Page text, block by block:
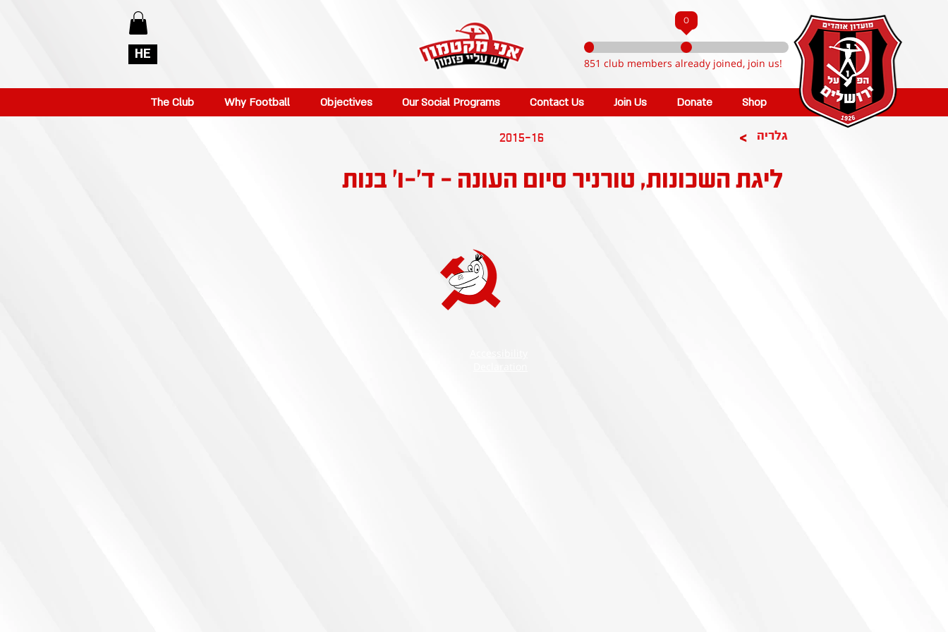
HE
0
851 club members already joined, join us!
The Club Why Football Objectives Our Social Programs Contact Us Join Us Donate Shop
>
2015-16 גלריה
ליגת השכונות, טורניר סיום העונה - ד'-ו' בנות